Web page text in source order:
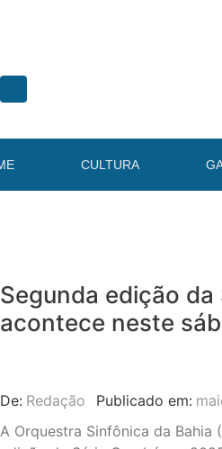
CULTURA
Segunda edição
acontece neste
De: Redação Publicado em:
A Orquestra Sinfônica da Bahia